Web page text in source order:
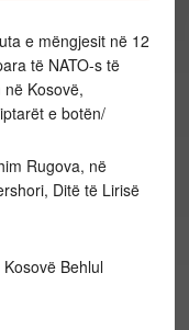
e mëngjesit në 12
të NATO-s të
Kosovë,
e botën/
Rugova, në
Ditë të Lirisë
Behlul